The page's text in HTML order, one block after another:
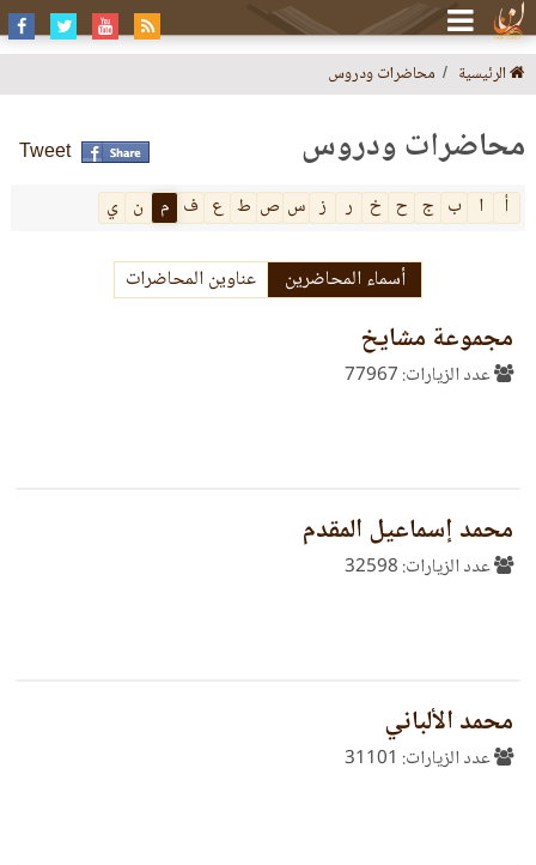
الرئيسية محاضرات ودروس
محاضرات ودروس Tweet
أ ا ب ج ح خ ر ز س ص ط ع ف م ن ي
أسماء المحاضرين عناوين المحاضرات
مجموعة مشايخ
عدد الزيارات: 77967
محمد إسماعيل المقدم
عدد الزيارات: 32598
محمد الألباني
عدد الزيارات: 31101